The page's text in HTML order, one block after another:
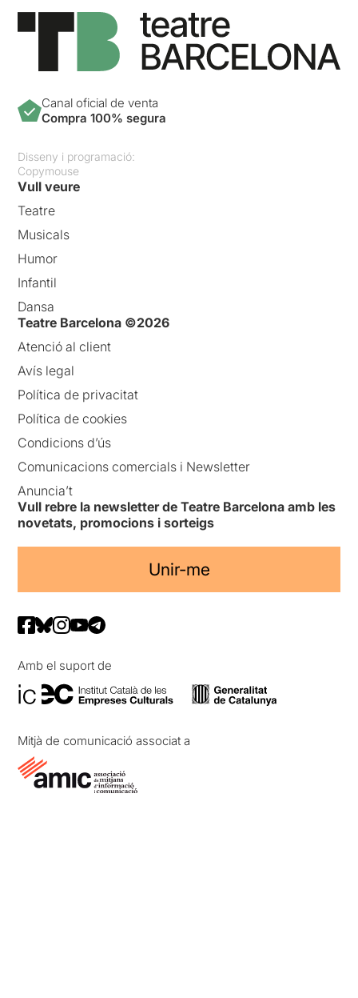
Canal oficial de venta
Compra 100% segura
Disseny i programació:
Copymouse
Vull veure
Teatre
Musicals
Humor
Infantil
Dansa
Teatre Barcelona ©2026
Atenció al client
Avís legal
Política de privacitat
Política de cookies
Condicions d’ús
Comunicacions comercials i Newsletter
Anuncia’t
Vull rebre la newsletter de Teatre Barcelona amb les
novetats, promocions i sorteigs
Unir-me
Amb el suport de
Mitjà de comunicació associat a